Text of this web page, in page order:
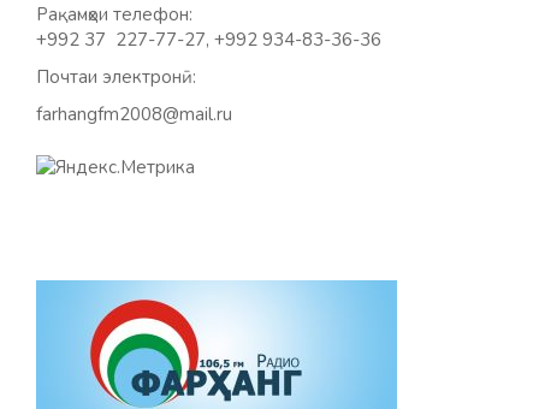
Рақамҳои телефон:
+992 37 227-77-27, +992 934-83-36-36
Почтаи электронӣ:
farhangfm2008@mail.ru